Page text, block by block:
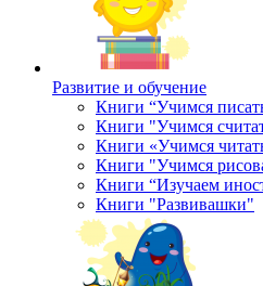
Развитие и обучение
Книги “Учимся
Книги "Учимся
Книги «Учимся
Книги "Учимся
Книги “Изучаем
Книги "Развивашки"